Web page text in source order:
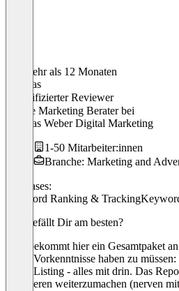
Vor mehr als 12 Monaten
Thomas
Verifizierter Reviewer
Online Marketing Beraterbei
Thomas Weber Digital Marketing
1-50 Mitarbeiter:innen
Branche: Marketing and
Use cases:
Keyword Ranking & Tracking
Was gefällt Dir am besten?
Man bekommt hier ein Gesamtpaket
große Vorkenntnisse haben zu
Local Listing - alles mit drin. Das
motivieren weiterzumachen (nerven